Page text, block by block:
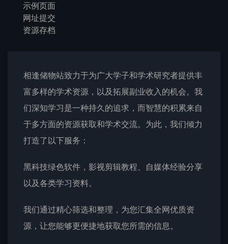
示例页面
网址提交
资源存档
相逢储物站致力于为广大学子和学术研究者提供丰
富多样的学术资源，以及拓展副业收入的机会。我
们深知学习是一种持久的追求，而智慧的积累来自
于多方面的资源获取和学术交流。为此，我们倾力
打造了以下服务：
黑科技绿色软件，影视剪辑教程、自媒体经验分享
以及各类学习资料。
我们通过精心筛选和整理，为您汇集全网优质资
源，让您能够更便捷地获取您所需的信息。